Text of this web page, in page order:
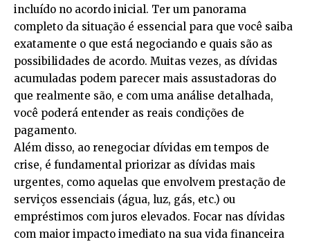
incluído no acordo inicial. Ter um panorama
completo da situação é essencial para que você saiba
exatamente o que está negociando e quais são as
possibilidades de acordo. Muitas vezes, as dívidas
acumuladas podem parecer mais assustadoras do
que realmente são, e com uma análise detalhada,
você poderá entender as reais condições de
pagamento.
Além disso, ao renegociar dívidas em tempos de
crise, é fundamental priorizar as dívidas mais
urgentes, como aquelas que envolvem prestação de
serviços essenciais (água, luz, gás, etc.) ou
empréstimos com juros elevados. Focar nas dívidas
com maior impacto imediato na sua vida financeira